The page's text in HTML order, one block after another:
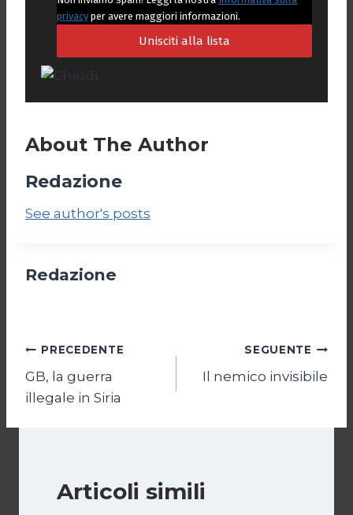
privacy per avere maggiori informazioni.
About The Author
Redazione
See author's posts
Redazione
Navigazione
articoli
PRECEDENTE
GB, la guerra
illegale in Siria
SEGUENTE
Il nemico invisibile
Articoli simili